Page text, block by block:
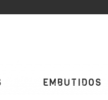
EMBUTIDOS